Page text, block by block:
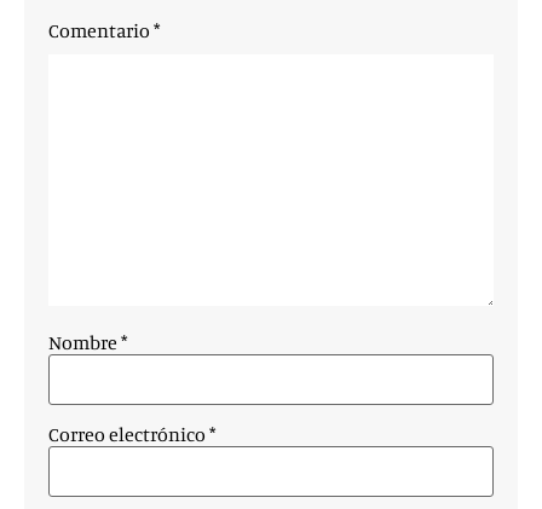
Comentario *
Nombre *
Correo electrónico *